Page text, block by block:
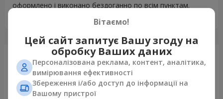
оформлено і виконано бездоганно по всім пунктам.
Щойно доставили
Вітаємо!
Цей сайт запитує Вашу згоду на
обробку Ваших даних
Персоналізована реклама, контент, аналітика,
вимірювання ефективності
Збереження і/або доступ до інформації на
Вашому пристрої